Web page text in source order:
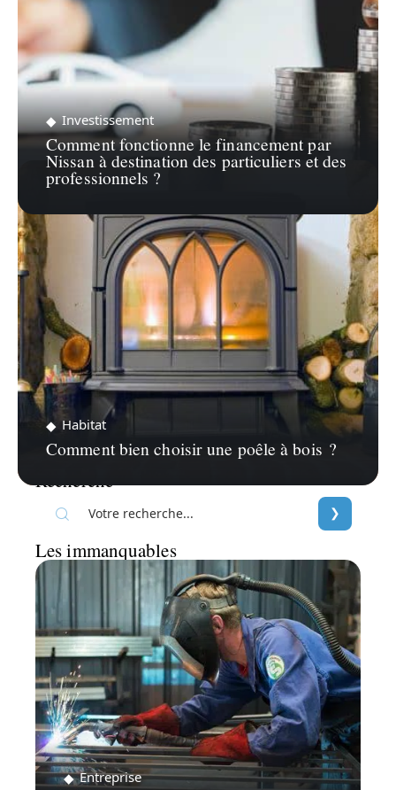
Investissement
Comment fonctionne le financement par
Nissan à destination des particuliers et des
professionnels ?
Habitat
Comment bien choisir une poêle à bois ?
Recherche
Les immanquables
Entreprise